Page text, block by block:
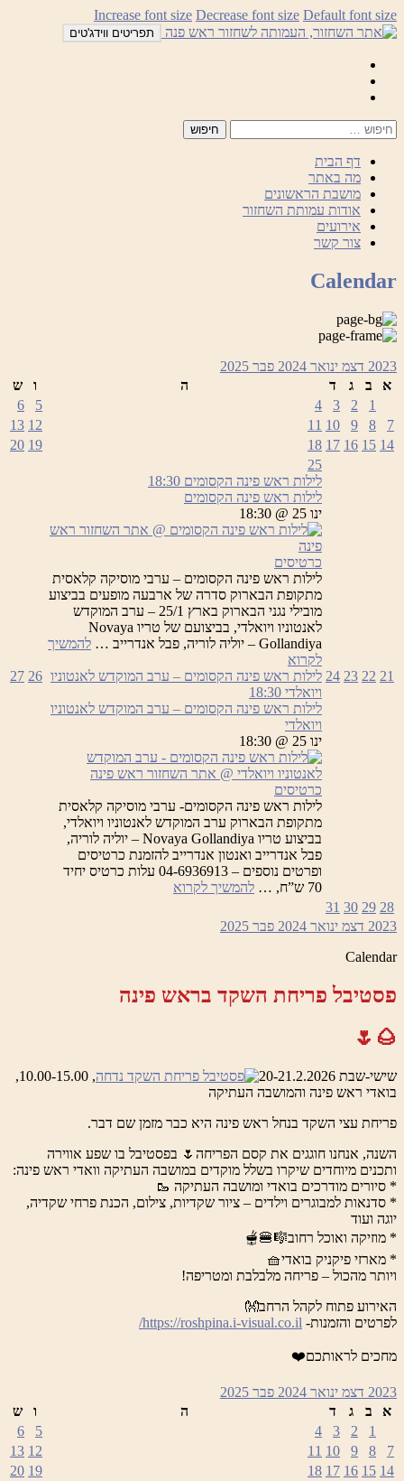
לדלג
לתוכן
Increase font size Decrease font size Default font size
תפריטים ווידג'טים
דף הבית
מה באתר
מושבת הראשונים
אודות עמותת השחזור
אירועים
צור קשר
Calendar
2023 דצמ ינואר 2024 פבר 2025
א
ב ג ד ה ו
ש
1
2
3
4
5
6
7
8
9
10
11
12
13
14
15
16
17
18
19
20
21
22
23
24
25
לילות ראש פינה הקסומים 18:30
לילות ראש פינה הקסומים
ינו 25 @ 18:30
כרטיסים
לילות ראש פינה הקסומים – ערבי מוסיקה קלאסית
מתקופת הבארוק סדרה של ארבעה מופעים בביצוע
מובילי נגני הבארוק בארץ 25/1 – ערב המוקדש
לאנטוניו ויואלדי, בביצועם של טריו Novaya
Gollandiya – יוליה לוריה, פבל אנדרייב …
להמשיך
לקרוא
ראש
פינה
הקסומים
לילות ראש פינה הקסומים – ערב המוקדש לאנטוניו
ויואלדי 18:30
לילות ראש פינה הקסומים – ערב המוקדש לאנטוניו
ויואלדי
ינו 25 @ 18:30
כרטיסים
לילות ראש פינה הקסומים- ערבי מוסיקה קלאסית
מתקופת הבארוק ערב המוקדש לאנטוניו ויואלדי,
בביצוע טריו Novaya Gollandiya – יוליה לוריה,
פבל אנדרייב ואנטון אנדרייב להזמנת כרטיסים
ופרטים נוספים – 04-6936913 עלות כרטיס יחיד
70 ש”ח, …
להמשיך לקרוא
לאנטוניו
26
27
28
29
30
31
2023 דצמ ינואר 2024 פבר 2025
Calendar
פסטיבל פריחת השקד בראש פינה
🌰🌷
שישי-שבת 20-21.2.2026
, 10.00-15.00,
בואדי ראש פינה והמושבה העתיקה
פריחת עצי השקד בנחל ראש פינה היא כבר מזמן שם דבר.
השנה, אנחנו חוגגים את קסם הפריחה🌷 בפסטיבל בו שפע אווירה
ותכנים מיוחדים שיקרו בשלל מוקדים במושבה העתיקה וואדי ראש פינה:
* סיורים מודרכים בואדי ומושבה העתיקה 🥾
* סדנאות למבוגרים וילדים – ציור שקדיות, צילום, הכנת פרחי שקדיה,
יוגה ועוד
* מוזיקה ואוכל רחוב🎼🍔🫕
* מארזי פיקניק בואדי🧺
ויותר מהכול – פריחה מלבלבת ומטריפה!
האירוע פתוח לקהל הרחב👐
לפרטים והזמנות- https://roshpina.i-visual.co.il/
מחכים לראותכם❤️
2023 דצמ ינואר 2024 פבר 2025
א
ב ג ד ה ו
ש
1
2
3
4
5
6
7
8
9
10
11
12
13
14
15
16
17
18
19
20